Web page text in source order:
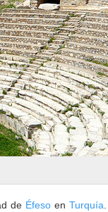
de Éfeso en Turquía